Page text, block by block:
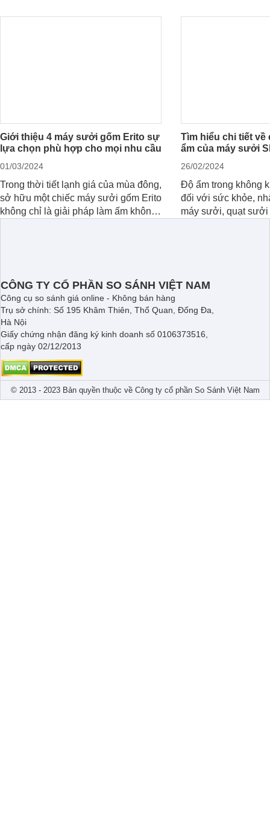
Giới thiệu 4 máy sưởi gốm Erito sự
lựa chọn phù hợp cho mọi nhu cầu
01/03/2024
Trong thời tiết lạnh giá của mùa đông,
sở hữu một chiếc máy sưởi gốm Erito
không chỉ là giải pháp làm ấm không
nhé.
Tìm hiểu chi tiết về
ẩm của máy sưởi
26/02/2024
Độ ẩm trong không
đối với sức khỏe,
máy sưởi, quạt sưởi
Sharp nhé.
CÔNG TY CỔ PHẦN SO SÁNH VIỆT NAM
Công cụ so sánh giá online - Không bán hàng
Trụ sở chính: Số 195 Khâm Thiên, Thổ Quan, Đống Đa,
Hà Nội
Giấy chứng nhận đăng ký kinh doanh số 0106373516,
cấp ngày 02/12/2013
© 2013 - 2023 Bản quyền thuộc về Công ty cổ phần So Sánh Việt Nam